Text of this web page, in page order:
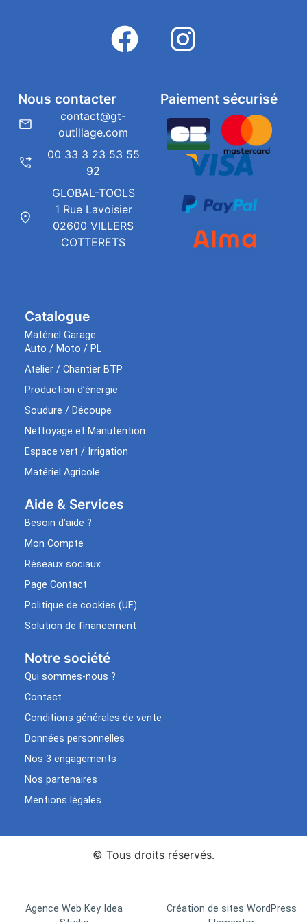
Catalogue
Matériel Garage
Auto / Moto / PL
Atelier / Chantier BTP
Production d’énergie
Soudure / Découpe
Nettoyage et Manutention
Espace vert / Irrigation
Matériel Agricole
Aide & Services​
Besoin d’aide ?
Mon Compte
Réseaux sociaux
Page Contact
Politique de cookies (UE)
Solution de financement
Notre société
Qui sommes-nous ?
Contact
Conditions générales de vente
Données personnelles
Nos 3 engagements
Nos partenaires
Mentions légales
Paiement sécurisé
Nous contacter
contact@gt-
outillage.com
00 33 3 23 53 55
92
GLOBAL-TOOLS
1 Rue Lavoisier
02600 VILLERS
COTTERETS
© Tous droits réservés.
Agence Web Key Idea
Création de sites WordPress